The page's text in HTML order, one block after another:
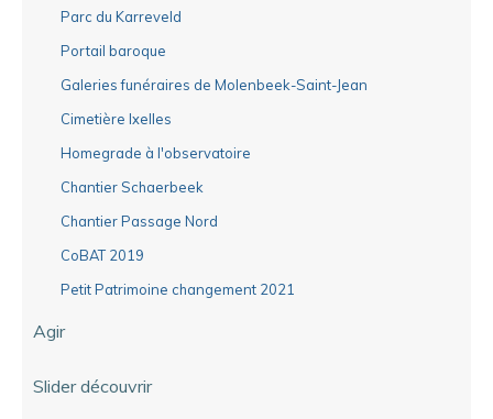
Parc du Karreveld
Portail baroque
Galeries funéraires de Molenbeek-Saint-Jean
Cimetière Ixelles
Homegrade à l'observatoire
Chantier Schaerbeek
Chantier Passage Nord
CoBAT 2019
Petit Patrimoine changement 2021
Agir
Slider découvrir